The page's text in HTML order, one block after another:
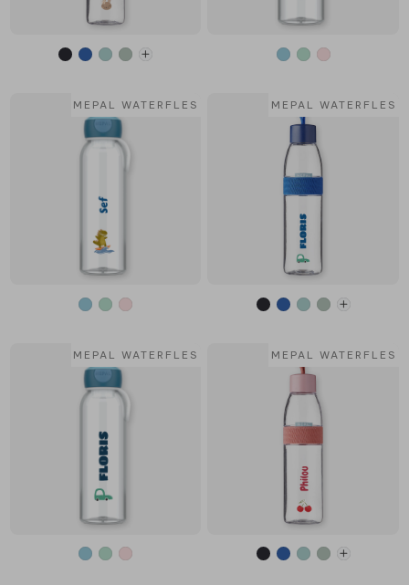
MEPAL WATERFLES MEPAL WATERFLES
MEPAL WATERFLES MEPAL WATERFLES